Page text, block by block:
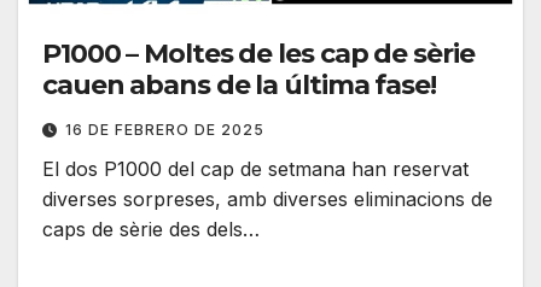
P1000 – Moltes de les cap de sèrie
cauen abans de la última fase!
16 DE FEBRERO DE 2025
El dos P1000 del cap de setmana han reservat
diverses sorpreses, amb diverses eliminacions de
caps de sèrie des dels…